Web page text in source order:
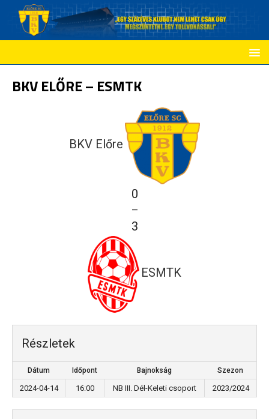
BKV ELŐRE – ESMTK
BKV Előre
0
—
3
ESMTK
Részletek
Dátum Időpont Bajnokság Szezon
2024-04-14 16:00 NB III. Dél-Keleti csoport 2023/2024